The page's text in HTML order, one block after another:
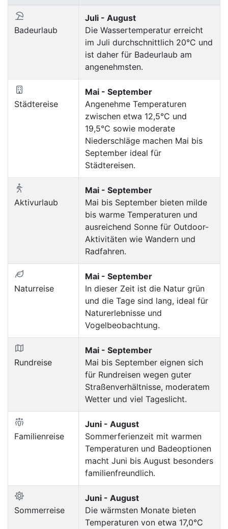
Badeurlaub
Juli - August
Die Wassertemperatur erreicht
im Juli durchschnittlich 20°C und
ist daher für Badeurlaub am
angenehmsten.
Städtereise
Mai - September
Angenehme Temperaturen
zwischen etwa 12,5°C und
19,5°C sowie moderate
Niederschläge machen Mai bis
September ideal für
Städtereisen.
Aktivurlaub
Mai - September
Mai bis September bieten milde
bis warme Temperaturen und
ausreichend Sonne für Outdoor-
Aktivitäten wie Wandern und
Radfahren.
Naturreise
Mai - September
In dieser Zeit ist die Natur grün
und die Tage sind lang, ideal für
Naturerlebnisse und
Vogelbeobachtung.
Rundreise
Mai - September
Mai bis September eignen sich
für Rundreisen wegen guter
Straßenverhältnisse, moderatem
Wetter und viel Tageslicht.
Familienreise
Juni - August
Sommerferienzeit mit warmen
Temperaturen und Badeoptionen
macht Juni bis August besonders
familienfreundlich.
Sommerreise
Juni - August
Die wärmsten Monate bieten
Temperaturen von etwa 17,0°C